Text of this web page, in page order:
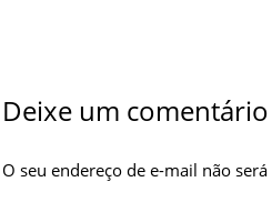
Deixe um comentário
O seu endereço de e-mail não